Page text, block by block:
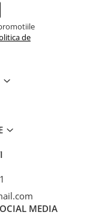
de
MEDIA